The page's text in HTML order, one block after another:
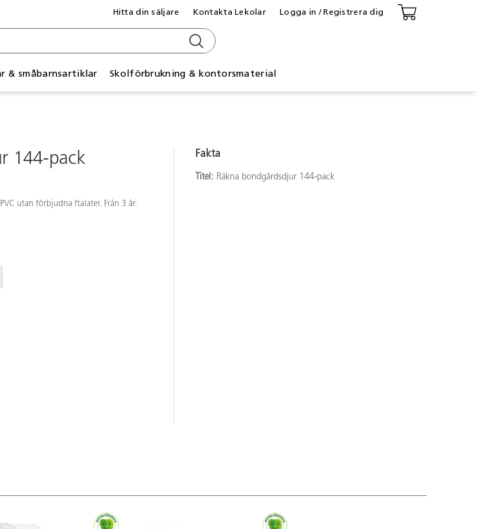
& småbarnsartiklar Skolförbrukning & kontorsmaterial
Hitta din säljare Kontakta Lekolar Logga in / Registrera dig
144-pack
utan förbjudna ftalater. Från 3 år.
Fakta
Titel: Räkna bondgårdsdjur 144-pack